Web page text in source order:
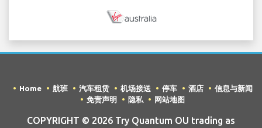
Home 航班 汽车租赁 机场接送 停车 酒店
信息与新闻
免责声明
隐私 网站地图
COPYRIGHT © 2026 Try Quantum OU trading as